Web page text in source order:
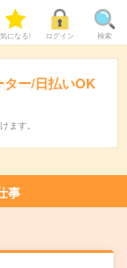
気になる! ログイン 検索
ター/日払いOK
ます。
事